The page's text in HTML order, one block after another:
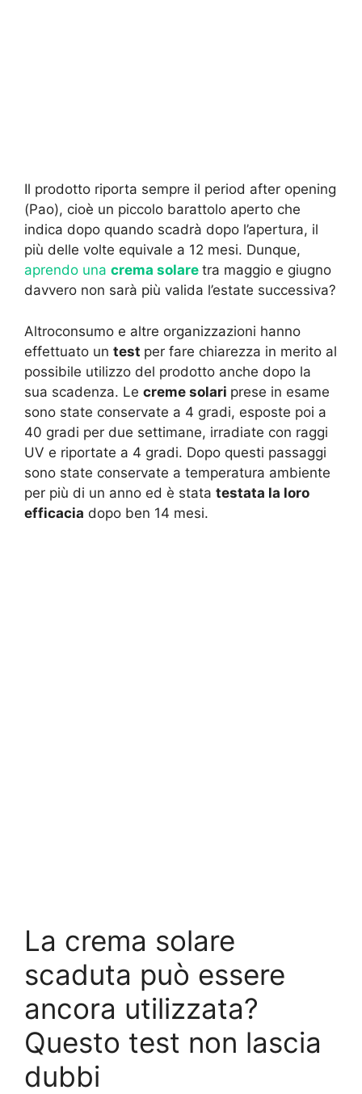
Il prodotto riporta sempre il period after opening
(Pao), cioè un piccolo barattolo aperto che
indica dopo quando scadrà dopo l’apertura, il
più delle volte equivale a 12 mesi. Dunque,
aprendo una crema solare tra maggio e giugno
davvero non sarà più valida l’estate successiva?
Altroconsumo e altre organizzazioni hanno
effettuato un test per fare chiarezza in merito al
possibile utilizzo del prodotto anche dopo la
sua scadenza. Le creme solari prese in esame
sono state conservate a 4 gradi, esposte poi a
40 gradi per due settimane, irradiate con raggi
UV e riportate a 4 gradi. Dopo questi passaggi
sono state conservate a temperatura ambiente
per più di un anno ed è stata testata la loro
efficacia dopo ben 14 mesi.
La crema solare
scaduta può essere
ancora utilizzata?
Questo test non lascia
dubbi